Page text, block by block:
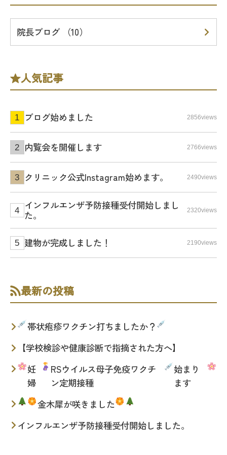
院長ブログ （10）
人気記事
ブログ始めました 2856views
内覧会を開催します 2766views
クリニック公式Instagram始めます。 2490views
インフルエンザ予防接種受付開始しまし
た。
2320views
建物が完成しました！ 2190views
最新の投稿
帯状疱疹ワクチン打ちましたか？
【学校検診や健康診断で指摘された方へ】
妊
婦
RSウイルス母子免疫ワクチ
ン定期接種
始まり
ます
金木犀が咲きました
インフルエンザ予防接種受付開始しました。